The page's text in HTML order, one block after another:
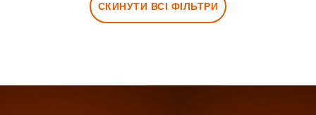
СКИНУТИ ВСІ ФІЛЬТРИ